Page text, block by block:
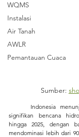
WQMS
Instalasi
Air Tanah
AWLR
Pemantauan Cuaca
Sumber:
signifikan bencana
hingga 2025, dengan
mendominasi lebih dari